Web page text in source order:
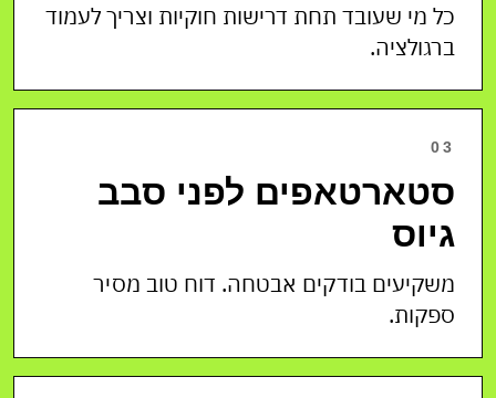
כל מי שעובד תחת דרישות חוקיות וצריך לעמוד
ברגולציה.
03
סטארטאפים לפני סבב
גיוס
משקיעים בודקים אבטחה. דוח טוב מסיר
ספקות.